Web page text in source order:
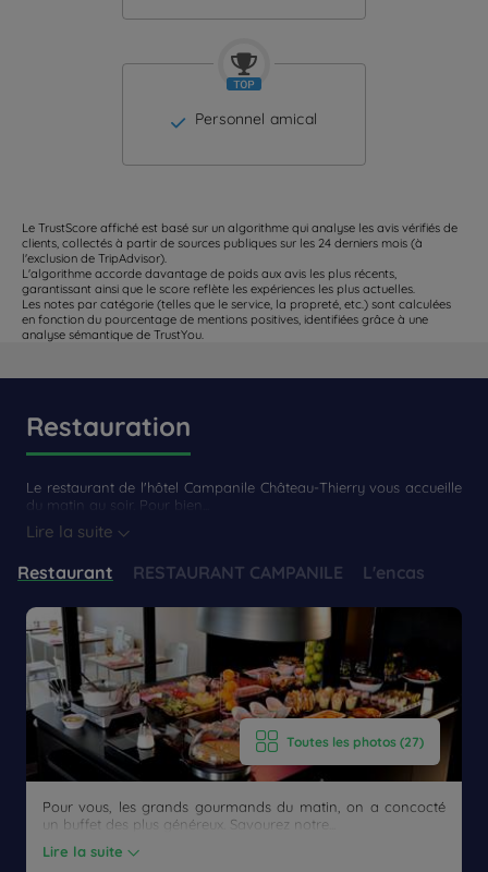
Personnel amical
Le TrustScore affiché est basé sur un algorithme qui analyse les avis vérifiés de
clients, collectés à partir de sources publiques sur les 24 derniers mois (à
l'exclusion de TripAdvisor).
L'algorithme accorde davantage de poids aux avis les plus récents,
garantissant ainsi que le score reflète les expériences les plus actuelles.
Les notes par catégorie (telles que le service, la propreté, etc.) sont calculées
en fonction du pourcentage de mentions positives, identifiées grâce à une
analyse sémantique de TrustYou.
Restauration
Le restaurant de l'hôtel Campanile Château-Thierry vous accueille
du matin au soir. Pour bien...
Lire la suite
Restaurant RESTAURANT CAMPANILE L'encas
Toutes les photos (27)
Pour vous, les grands gourmands du matin, on a concocté
un buffet des plus généreux. Savourez notre...
Lire la suite